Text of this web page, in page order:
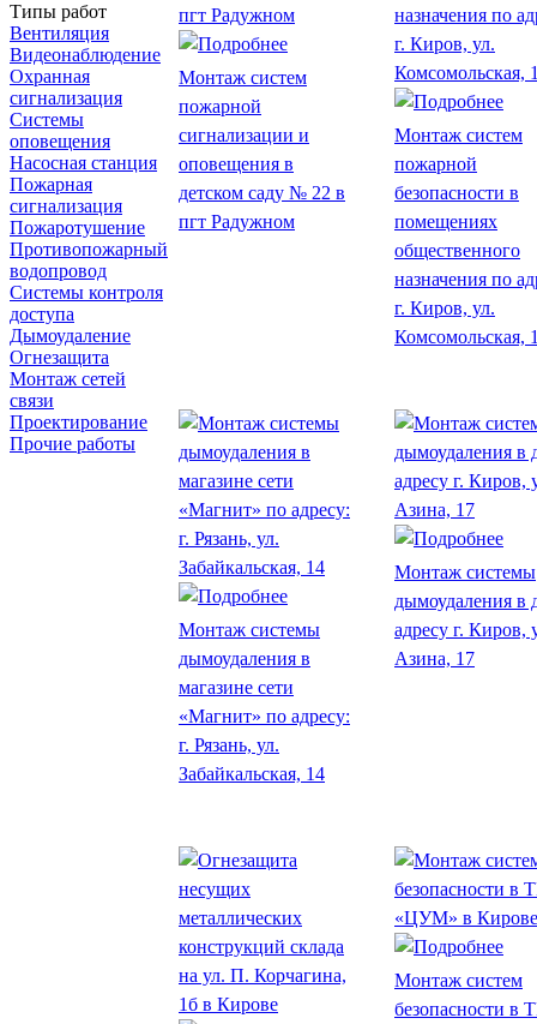
Типы работ
Вентиляция
Видеонаблюдение
Охранная
сигнализация
Системы
оповещения
Насосная станция
Пожарная
сигнализация
Пожаротушение
Противопожарный
водопровод
Системы контроля
доступа
Дымоудаление
Огнезащита
Монтаж сетей
связи
Проектирование
Прочие работы
Монтаж систем
пожарной
сигнализации и
оповещения в
детском саду № 22 в
пгт Радужном
Монтаж систем
пожарной
безопасности в
помещениях
общественного
назначения по
г. Киров, ул.
Комсомольская,
Монтаж системы
дымоудаления в
магазине сети
«Магнит» по адресу:
г. Рязань, ул.
Забайкальская, 14
Монтаж системы
дымоудаления в
адресу г. Киров,
Азина, 17
Монтаж систем
безопасности в